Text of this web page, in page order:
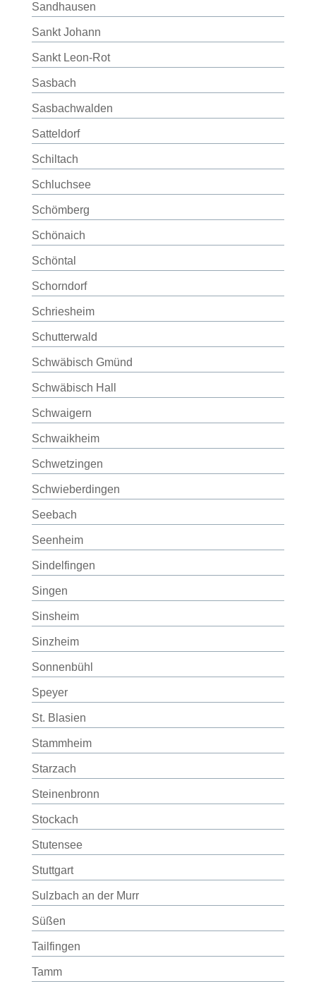
Sandhausen
Sankt Johann
Sankt Leon-Rot
Sasbach
Sasbachwalden
Satteldorf
Schiltach
Schluchsee
Schömberg
Schönaich
Schöntal
Schorndorf
Schriesheim
Schutterwald
Schwäbisch Gmünd
Schwäbisch Hall
Schwaigern
Schwaikheim
Schwetzingen
Schwieberdingen
Seebach
Seenheim
Sindelfingen
Singen
Sinsheim
Sinzheim
Sonnenbühl
Speyer
St. Blasien
Stammheim
Starzach
Steinenbronn
Stockach
Stutensee
Stuttgart
Sulzbach an der Murr
Süßen
Tailfingen
Tamm